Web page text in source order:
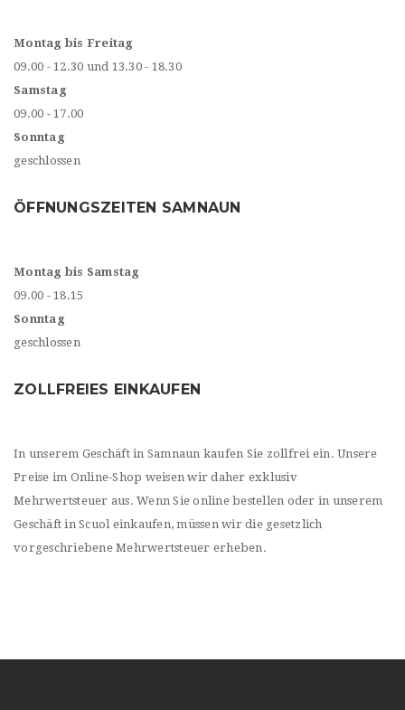
Montag bis Freitag
09.00 - 12.30 und 13.30 - 18.30
Samstag
09.00 - 17.00
Sonntag
geschlossen
ÖFFNUNGSZEITEN SAMNAUN
Montag bis Samstag
09.00 - 18.15
Sonntag
geschlossen
ZOLLFREIES EINKAUFEN
In unserem Geschäft in Samnaun kaufen Sie zollfrei ein. Unsere
Preise im Online-Shop weisen wir daher exklusiv
Mehrwertsteuer aus. Wenn Sie online bestellen oder in unserem
Geschäft in Scuol einkaufen, müssen wir die gesetzlich
vorgeschriebene Mehrwertsteuer erheben.